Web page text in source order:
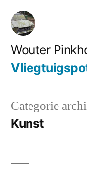
naar
inhoud
Wouter
Categorie
Kunst